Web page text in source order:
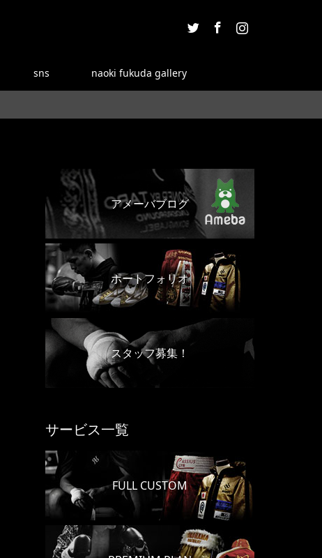
sns naoki fukuda gallery
アメーバブログ
ポートフォリオ
スタッフ募集！
サービス一覧
FULL CUSTOM